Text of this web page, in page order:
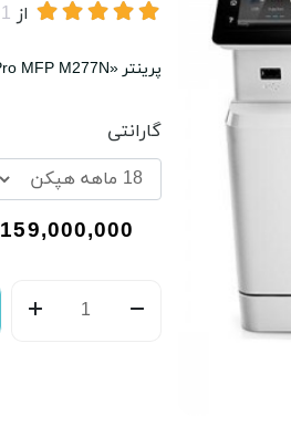
از 1
پرینتر «Laserjet Pro MFP M277N» از نوع لیزری رنگی شرکت «اچ پی» (HP) است.
گارانتی
159,000,000